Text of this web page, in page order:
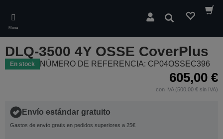
main
content
Menú
Buscar
DLQ-3500 4Y OSSE CoverPlus
En stock NÚMERO DE REFERENCIA: CP04OSSEC396
605,00 €
con IVA (500,00 € sin IVA)
Envío estándar gratuito
Gastos de envío gratis en pedidos superiores a 25€